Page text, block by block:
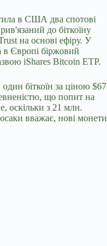
в США два спотові
до біткоїну
на основі ефіру. У
в Європі біржовий
iShares Bitcoin ETP.
біткоїн за ціною $67
що попит на
оскільки з 21 млн.
вважає, нові монети